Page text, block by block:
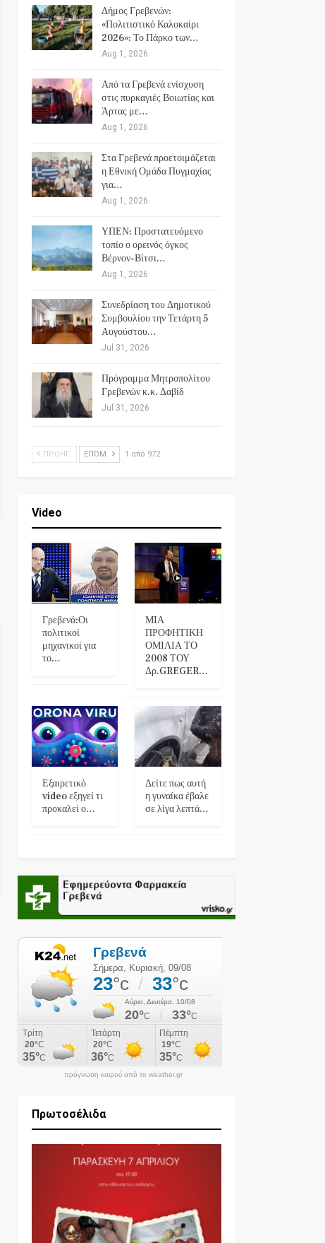
Δήμος Γρεβενών:
«Πολιτιστικό Καλοκαίρι
2026»: Το Πάρκο των…
Aug 1, 2026
Από τα Γρεβενά ενίσχυση
στις πυρκαγιές Βοιωτίας και
Άρτας με…
Aug 1, 2026
Στα Γρεβενά προετοιμάζεται
η Εθνική Ομάδα Πυγμαχίας
για…
Aug 1, 2026
ΥΠΕΝ: Προστατευόμενο
τοπίο ο ορεινός όγκος
Βέρνον-Βίτσι…
Aug 1, 2026
Συνεδρίαση του Δημοτικού
Συμβουλίου την Τετάρτη 5
Αυγούστου…
Jul 31, 2026
Πρόγραμμα Μητροπολίτου
Γρεβενών κ.κ. Δαβίδ
Jul 31, 2026
ΠΡΟΗΓ. ΕΠΌΜ. 1 από 972
Video
Γρεβενά:Οι
πολιτικοί
μηχανικοί για
το…
ΜΙΑ
ΠΡΟΦΗΤΙΚΗ
ΟΜΙΛΙΑ ΤΟ
2008 ΤΟΥ
Δρ.GREGER…
Εξαιρετικό
video εξηγεί τι
προκαλεί ο…
Δείτε πως αυτή
η γυναίκα έβαλε
σε λίγα λεπτά…
πρόγνωση καιρού από το weather.gr
Πρωτοσέλιδα